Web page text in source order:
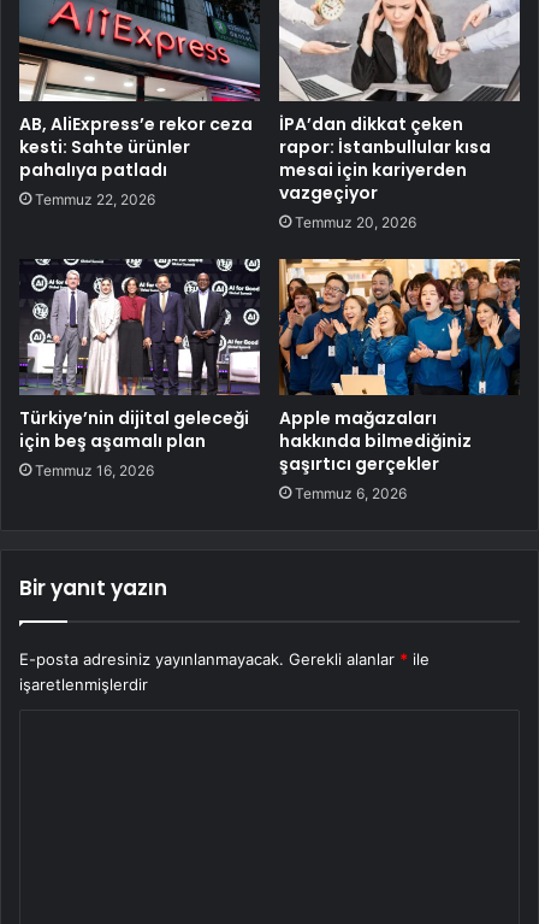
AB, AliExpress’e rekor ceza
kesti: Sahte ürünler
pahalıya patladı
Temmuz 22, 2026
İPA’dan dikkat çeken
rapor: İstanbullular kısa
mesai için kariyerden
vazgeçiyor
Temmuz 20, 2026
Türkiye’nin dijital geleceği
için beş aşamalı plan
Temmuz 16, 2026
Apple mağazaları
hakkında bilmediğiniz
şaşırtıcı gerçekler
Temmuz 6, 2026
Bir yanıt yazın
E-posta adresiniz yayınlanmayacak. Gerekli alanlar * ile
işaretlenmişlerdir